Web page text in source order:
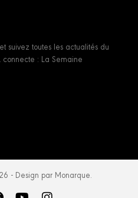
suivez toutes les actualités du
connecte : La Semaine
- Design par Monarque.